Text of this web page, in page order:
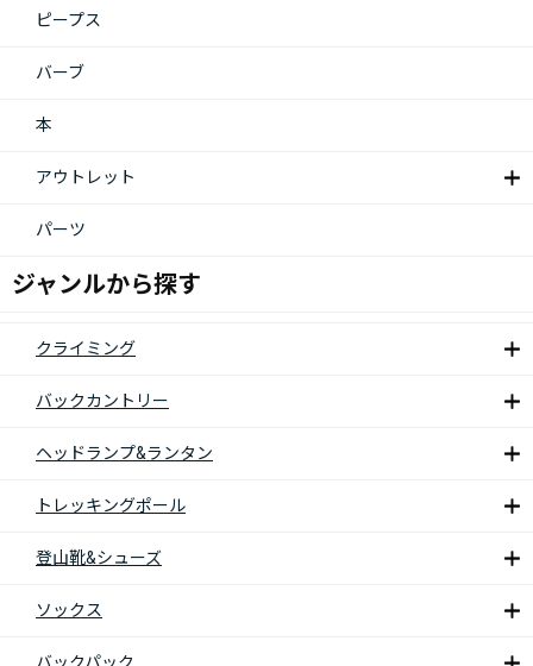
ピープス
バーブ
本
アウトレット
パーツ
ジャンルから探す
クライミング
バックカントリー
ヘッドランプ&ランタン
トレッキングポール
登山靴&シューズ
ソックス